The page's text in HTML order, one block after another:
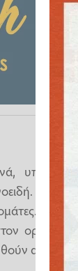
υπάρχει
Σε
Η